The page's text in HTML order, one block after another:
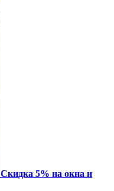
Скидка 5% на окна и